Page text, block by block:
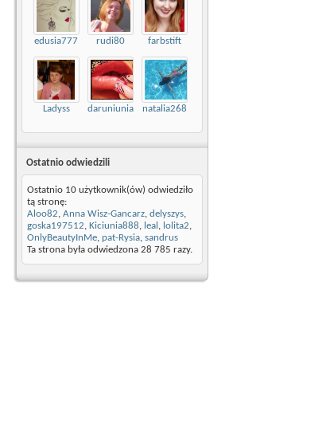
edusia777 rudi80 farbstift
Ladyss daruniunia natalia268
Ostatnio odwiedzili
Ostatnio 10 użytkownik(ów) odwiedziło
tą stronę:
Aloo82, Anna Wisz-Gancarz, delyszys,
goska197512, Kiciunia888, leal , lolita2,
OnlyBeautyInMe, pat-Rysia, sandrus
Ta strona była odwiedzona 28 785 razy.